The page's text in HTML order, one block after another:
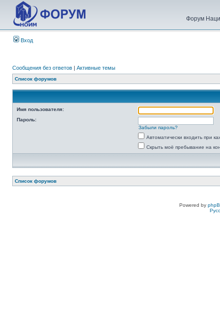
Форум
Вход
Сообщения без ответов | Активные темы
Список форумов
Имя пользователя:
Пароль:
Забыли пароль?
Автоматически входить при
Скрыть моё пребывание на
Список форумов
Powered by